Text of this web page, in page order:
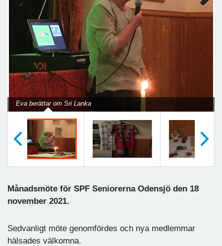
Eva berättar om Sri Lanka
Månadsmöte för SPF Seniorerna Odensjö den 18
november 2021.
Sedvanligt möte genomfördes och nya medlemmar
hälsades välkomna.